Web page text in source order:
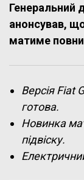
Генеральний
анонсував,
матиме
Версія Fiat
готова.
Новинка
підвіску.